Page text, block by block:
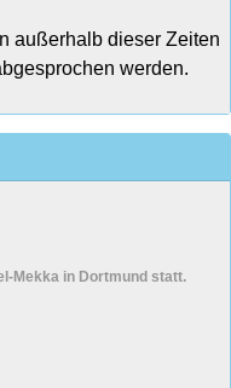
außerhalb dieser Zeiten
werden.
Mekka in Dortmund statt.